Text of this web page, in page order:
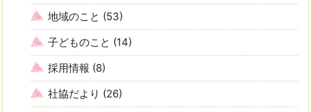
地域のこと (53)
子どものこと (14)
採用情報 (8)
社協だより (26)